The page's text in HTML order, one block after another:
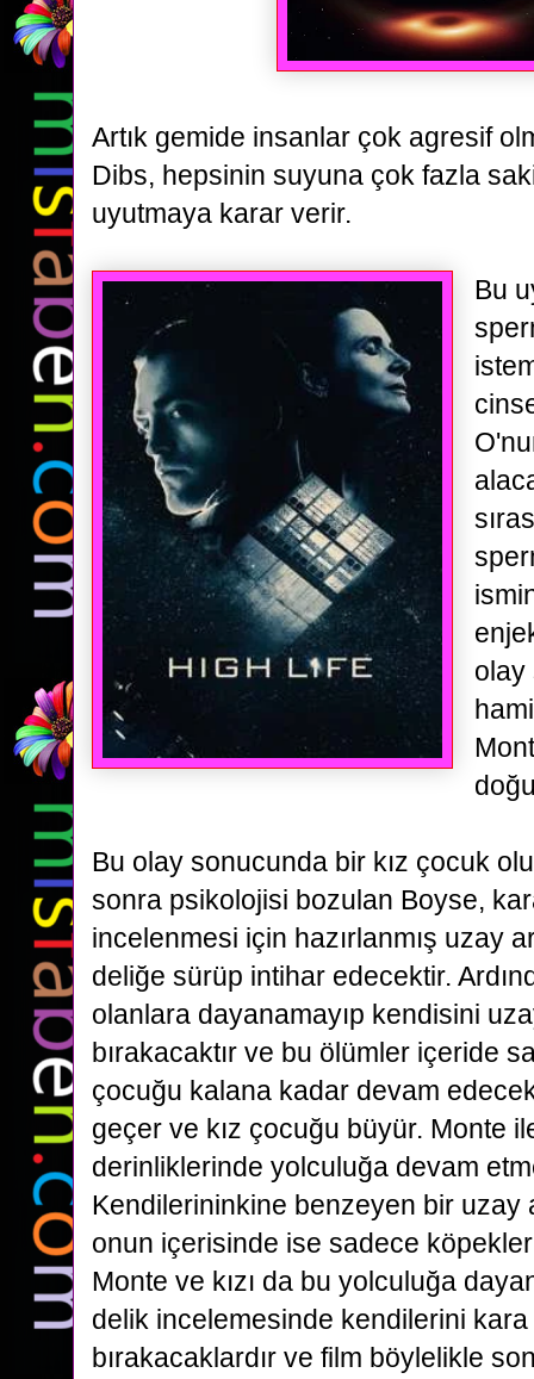
Artık gemide insanlar çok agresif
Dibs, hepsinin suyuna çok fazla
uyutmaya karar verir.
Bu
olay
Bu olay sonucunda bir kız çocuk
sonra psikolojisi bozulan Boyse,
incelenmesi için hazırlanmış uzay
deliğe sürüp intihar edecektir.
olanlara dayanamayıp kendisini
bırakacaktır ve bu ölümler içeride
çocuğu kalana kadar devam
geçer ve kız çocuğu büyür. Monte
derinliklerinde yolculuğa devam
Kendilerininkine benzeyen bir uzay
onun içerisinde ise sadece
Monte ve kızı da bu yolculuğa
delik incelemesinde kendilerini
bırakacaklardır ve film böylelikle